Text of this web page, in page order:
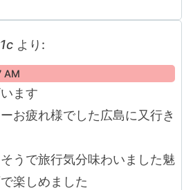
より:
AM
ます
お疲れ様でした広島に又行き
うで旅行気分味わいました魅
楽しめました